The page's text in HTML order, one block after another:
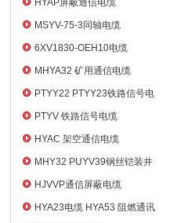
HYAP屏蔽通信电缆
MSYV-75-3同轴电缆
6XV1830-OEH10电缆
MHYA32 矿用通信电缆
PTYY22 PTYY23铁路信号电
缆
PTYV 铁路信号电缆
HYAC 架空通信电缆
MHY32 PUYV39钢丝铠装井
筒信号电缆
HJVVP通信屏蔽电缆
HYA23电缆 HYA53 阻燃通讯